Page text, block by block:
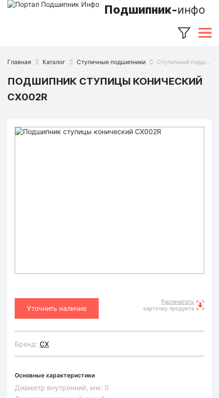
Подшипник-инфо
Главная Каталог Ступичные подшипники Ступичный подшипник CX002R (CX)
ПОДШИПНИК СТУПИЦЫ КОНИЧЕСКИЙ
CX002R
Уточнить наличие
Распечатать
карточку продукта
Бренд: CX
Основные характеристики
Диаметр внутренний, мм: 0